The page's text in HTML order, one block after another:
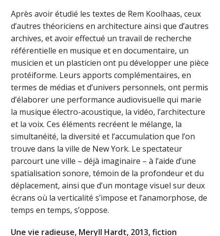
Après avoir étudié les textes de Rem Koolhaas, ceux
d’autres théoriciens en architecture ainsi que d’autres
archives, et avoir effectué un travail de recherche
référentielle en musique et en documentaire, un
musicien et un plasticien ont pu développer une pièce
protéiforme. Leurs apports complémentaires, en
termes de médias et d’univers personnels, ont permis
d’élaborer une performance audiovisuelle qui marie
la musique électro-acoustique, la vidéo, l’architecture
et la voix. Ces éléments recréent le mélange, la
simultanéité, la diversité et l’accumulation que l’on
trouve dans la ville de New York. Le spectateur
parcourt une ville – déjà imaginaire – à l’aide d’une
spatialisation sonore, témoin de la profondeur et du
déplacement, ainsi que d’un montage visuel sur deux
écrans où la verticalité s’impose et l’anamorphose, de
temps en temps, s’oppose.
Une vie radieuse, Meryll Hardt, 2013, fiction